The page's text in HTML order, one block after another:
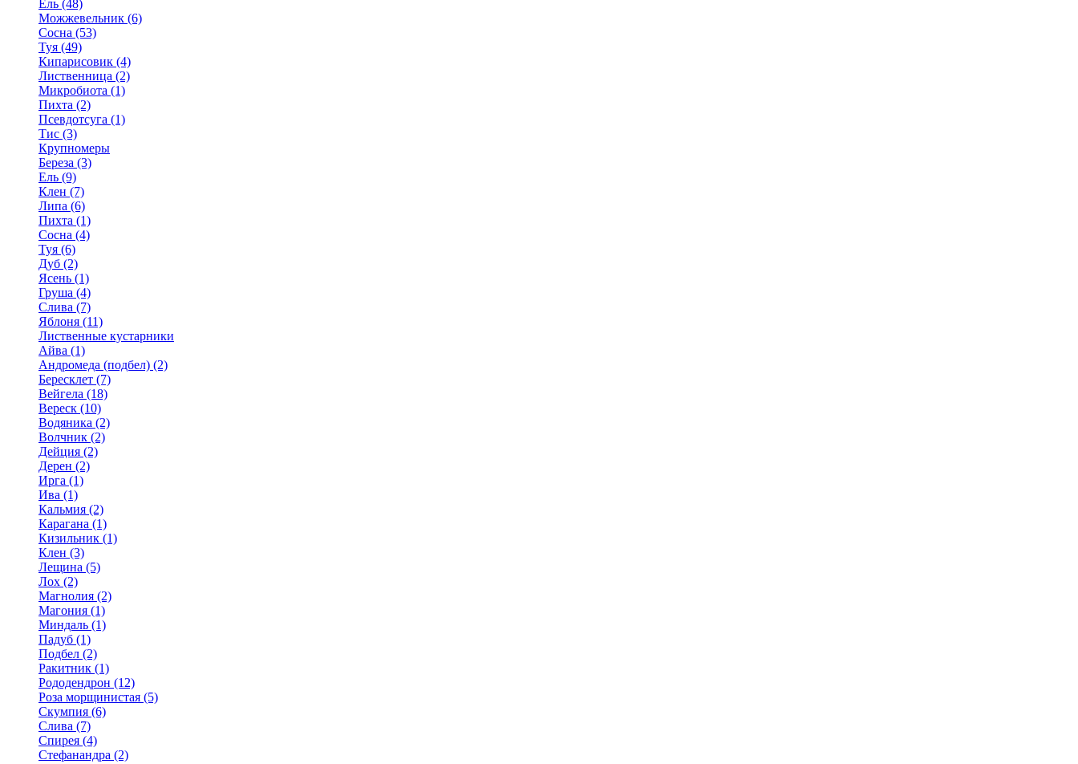
Ель (48)
Можжевельник (6)
Сосна (53)
Туя (49)
Кипарисовик (4)
Лиственница (2)
Микробиота (1)
Пихта (2)
Псевдотсуга (1)
Тис (3)
Крупномеры
Береза (3)
Ель (9)
Клен (7)
Липа (6)
Пихта (1)
Сосна (4)
Туя (6)
Дуб (2)
Ясень (1)
Груша (4)
Слива (7)
Яблоня (11)
Лиственные кустарники
Айва (1)
Андромеда (подбел) (2)
Бересклет (7)
Вейгела (18)
Вереск (10)
Водяника (2)
Волчник (2)
Дейция (2)
Дерен (2)
Ирга (1)
Ива (1)
Кальмия (2)
Карагана (1)
Кизильник (1)
Клен (3)
Лещина (5)
Лох (2)
Магнолия (2)
Магония (1)
Миндаль (1)
Падуб (1)
Подбел (2)
Ракитник (1)
Рододендрон (12)
Роза морщинистая (5)
Скумпия (6)
Слива (7)
Спирея (4)
Стефанандра (2)